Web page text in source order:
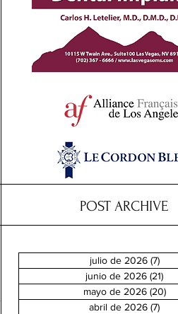
POST ARCHIVE
julio de 2026 (7)7
junio de 2026 (21)
mayo de 2026 (20)20
abril de 2026 (7)